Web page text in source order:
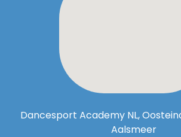
Dancesport Academy NL,
Aalsmeer